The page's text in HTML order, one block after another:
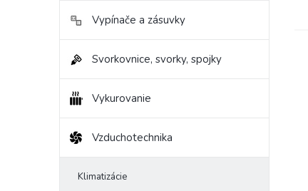
Vypínače a zásuvky
Svorkovnice, svorky, spojky
Vykurovanie
Vzduchotechnika
Klimatizácie